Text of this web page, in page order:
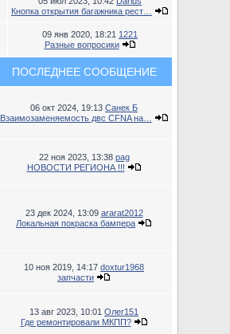
Кнопка открытия багажника рест…
09 янв 2020, 18:21 1221
Разные вопросики
ПОСЛЕДНЕЕ СООБЩЕНИЕ
06 окт 2024, 19:13 Санек Б
Взаимозаменяемость двс CFNA на…
22 ноя 2023, 13:38 pag
НОВОСТИ РЕГИОНА !!!
23 дек 2024, 13:09 ararat2012
Локальная покраска бампера
10 ноя 2019, 14:17 doxtur1968
запчасти
13 авг 2023, 10:01 Олег151
Где ремонтировали МКПП?